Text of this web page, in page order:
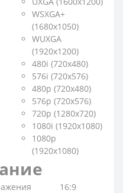
WSXGA+
(1680x1050)
WUXGA
(1920x1200)
480i (720x480)
576i (720x576)
480p (720x480)
576p (720x576)
720p (1280x720)
1080i (1920x1080)
1080p
(1920x1080)
16:9